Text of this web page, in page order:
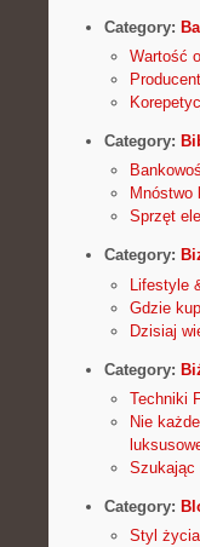
Category:
Wartość
Category:
Mnóstwo
Sprzęt
Category:
Lifestyle
Gdzie
Dzisiaj
Category:
Techniki
Nie
Szukając
Category:
Styl